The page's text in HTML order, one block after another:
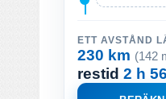
ETT AVSTÅND
230 km (142
restid 2 h